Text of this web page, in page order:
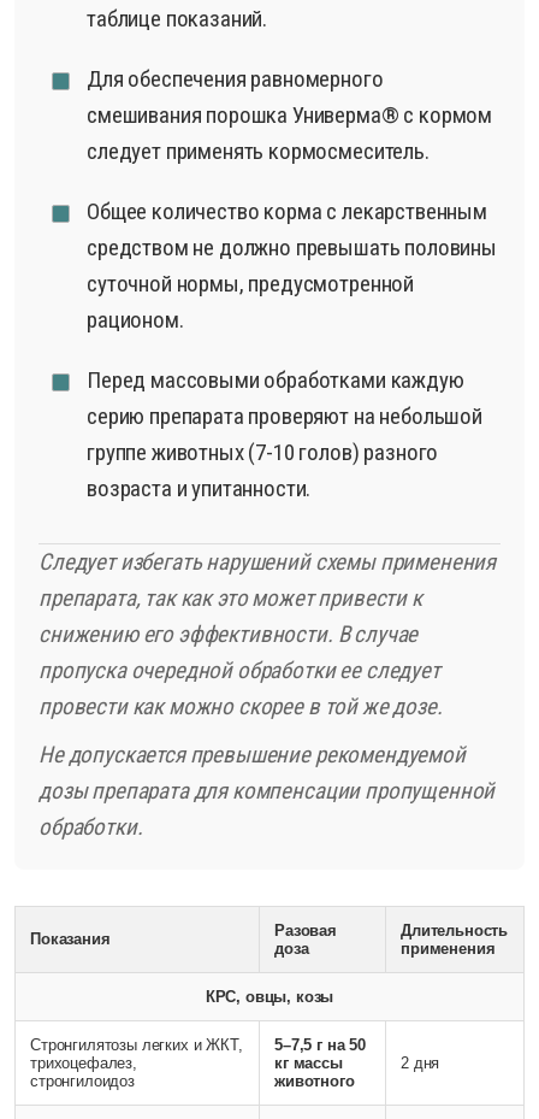
таблице показаний.
Для обеспечения равномерного
смешивания порошка Универма® с кормом
следует применять кормосмеситель.
Общее количество корма с лекарственным
средством не должно превышать половины
суточной нормы, предусмотренной
рационом.
Перед массовыми обработками каждую
серию препарата проверяют на небольшой
группе животных (7-10 голов) разного
возраста и упитанности.
Следует избегать нарушений схемы применения
препарата, так как это может привести к
снижению его эффективности. В случае
пропуска очередной обработки ее следует
провести как можно скорее в той же дозе.
Не допускается превышение рекомендуемой
дозы препарата для компенсации пропущенной
обработки.
Показания
Разовая
доза
Длительность
применения
КРС, овцы, козы
Стронгилятозы легких и ЖКТ,
трихоцефалез,
стронгилоидоз
5–7,5 г на 50
кг массы
животного
2 дня